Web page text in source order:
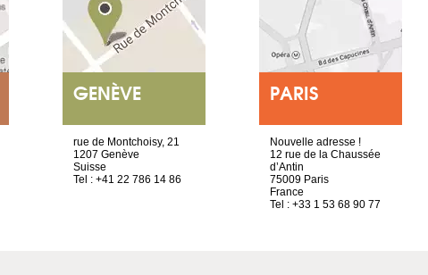
GENÈVE
rue de Montchoisy, 21
1207 Genève
Suisse
Tel : +41 22 786 14 86
PARIS
Nouvelle adresse !
12 rue de la Chaussée
d’Antin
75009 Paris
France
Tel : +33 1 53 68 90 77